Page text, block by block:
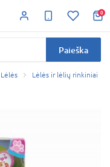
0
Paieška
Lėlės Lėlės ir lėlių rinkiniai